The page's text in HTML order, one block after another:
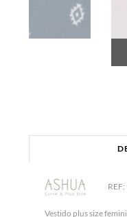
Vestido plus size